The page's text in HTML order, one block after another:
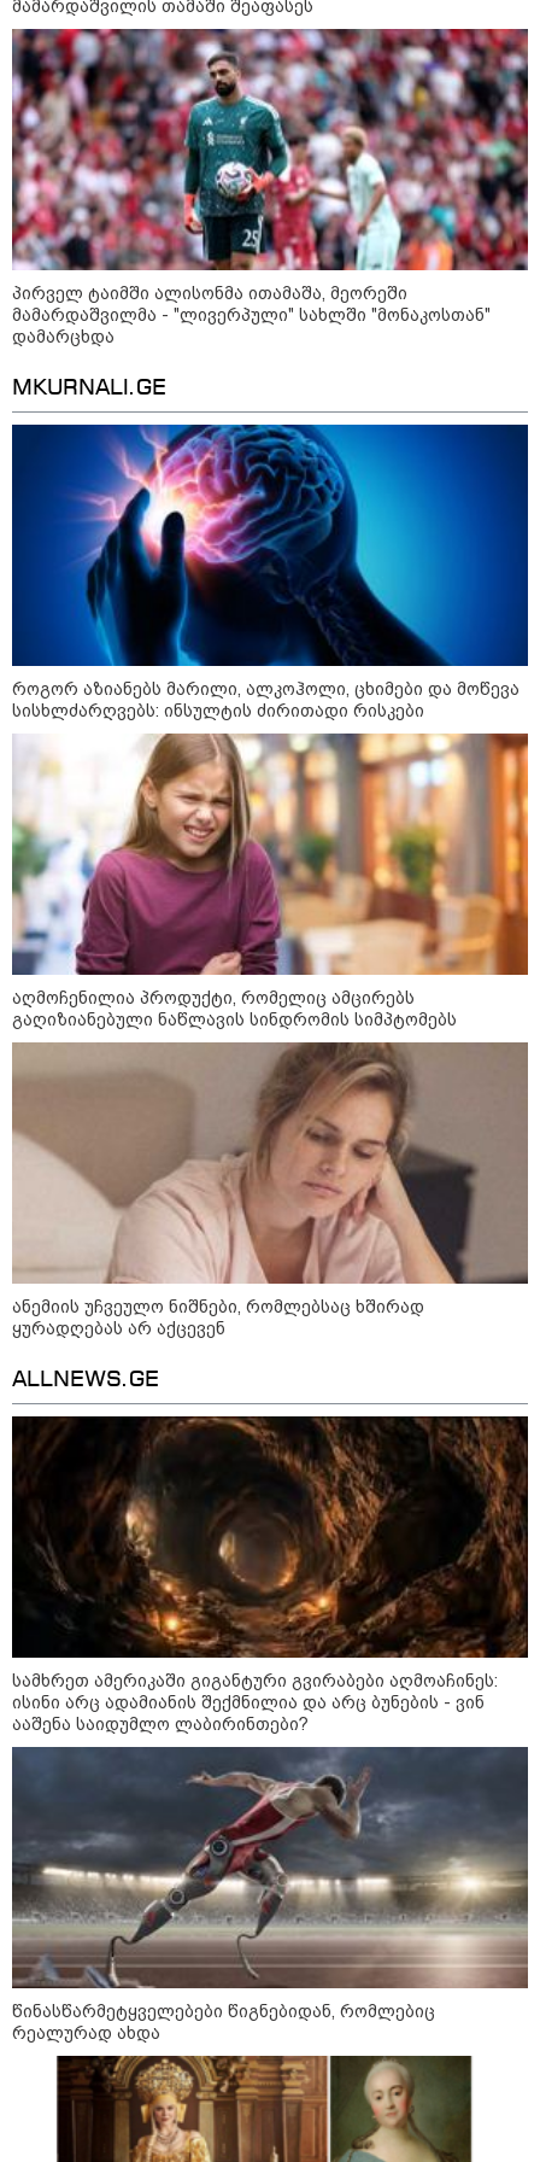
მოზაიკა
11:17 / 08-08-2026
არშემდგარი ქორწინება 15 წლით უფროს
ქართველთან - ალინა კაბაევას
საიდუმლო ცხოვრება: როგორ
გამოიყურებოდა ის პლასტიკურ
ოპერაციებამდე
14:20 / 08-08-2026
"ქალაქი დავთმე, მაგრამ
ქალურობა - არა. ვერ იჯერებენ
ფერმერი თუ ვარ" - როგორ
ცხოვრობს ახალგაზრდა ქალი,
რომელიც ქალაქიდან სოფლად
გადავიდა და ფერმერი გახდა
09:36 / 08-08-2026
"ბავშვობიდან ასე ვარ..
ფანატიკურად ვარ შეყვარებული
საქართველოზე" - გაიცანით
მარტინ გუიმჯიანი, ქართულ
ენასა და საქართველოზე
შეყვარებული სომეხი ბიჭი
ამოუცნობი ანომალიური
მოვლენები - ტრამპის
ადმინისტრაციამ “UFO”- ს
ფაილების მორიგი პაკეტი
გამოაქვეყნა
22:30 / 07-08-2026
ინტერნეტში ამაღელვებელი
კადრები ვრცელდება - როგორ
გადაარჩინა 56 წლის კაცმა
ბავშვები აბობოქრებულ ზღვაში
დახრჩობას
"არის პოლარიზაციის კიდევ უფრო
გაღრმავების საფრთხე და ...“
"გონებაში ვალაგებდი, ეს ამბავი
პირველად ვისთვის მეთქვა, ვის
უნდა ჩავექოლე“
"ძალიან მძიმეა ჩემთვის ის, რაც
ახლა გითხარით“
"ეს უზნეო გზა
ხელისუფლებისთვის ცუდად
მთავრდება ხოლმე“
მამარდაშვილის თამაში შეაფასეს
პირველ ტაიმში ალისონმა ითამაშა, მეორეში
მამარდაშვილმა - "ლივერპული" სახლში "მონაკოსთან"
დამარცხდა
MKURNALI.GE
როგორ აზიანებს მარილი, ალკოჰოლი, ცხიმები და მოწევა
სისხლძარღვებს: ინსულტის ძირითადი რისკები
აღმოჩენილია პროდუქტი, რომელიც ამცირებს
გაღიზიანებული ნაწლავის სინდრომის სიმპტომებს
ანემიის უჩვეულო ნიშნები, რომლებსაც ხშირად
ყურადღებას არ აქცევენ
ALLNEWS.GE
სამხრეთ ამერიკაში გიგანტური გვირაბები აღმოაჩინეს:
ისინი არც ადამიანის შექმნილია და არც ბუნების - ვინ
ააშენა საიდუმლო ლაბირინთები?
წინასწარმეტყველებები წიგნებიდან, რომლებიც
რეალურად ახდა